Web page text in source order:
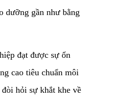
dưỡng gần như bằng
đạt được sự ổn
cao tiêu chuẩn môi
hỏi sự khắt khe về